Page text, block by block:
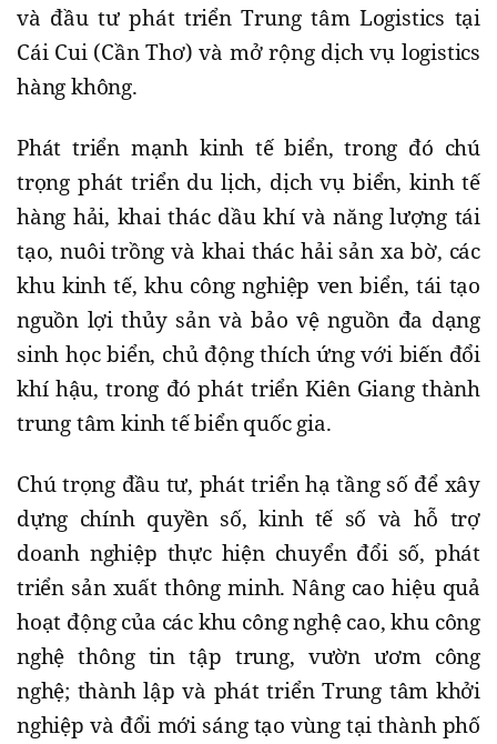
và đầu tư phát triển Trung tâm Logistics tại
Cái Cui (Cần Thơ) và mở rộng dịch vụ logistics
hàng không.
Phát triển mạnh kinh tế biển, trong đó chú
trọng phát triển du lịch, dịch vụ biển, kinh tế
hàng hải, khai thác dầu khí và năng lượng tái
tạo, nuôi trồng và khai thác hải sản xa bờ, các
khu kinh tế, khu công nghiệp ven biển, tái tạo
nguồn lợi thủy sản và bảo vệ nguồn đa dạng
sinh học biển, chủ động thích ứng với biến đổi
khí hậu, trong đó phát triển Kiên Giang thành
trung tâm kinh tế biển quốc gia.
Chú trọng đầu tư, phát triển hạ tầng số để xây
dựng chính quyền số, kinh tế số và hỗ trợ
doanh nghiệp thực hiện chuyển đổi số, phát
triển sản xuất thông minh. Nâng cao hiệu quả
hoạt động của các khu công nghệ cao, khu công
nghệ thông tin tập trung, vườn ươm công
nghệ; thành lập và phát triển Trung tâm khởi
nghiệp và đổi mới sáng tạo vùng tại thành phố